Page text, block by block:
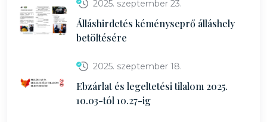
2025. szeptember 23.
Álláshirdetés kéményseprő álláshely
betöltésére
2025. szeptember 18.
Ebzárlat és legeltetési tilalom 2025.
10.03-tól 10.27-ig